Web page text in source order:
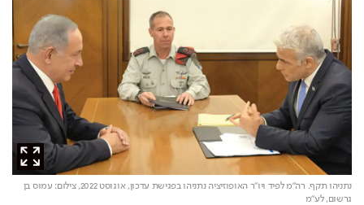
נתניהו תקף. רה"מ לפיד ויו"ר האופוזיציה נתניהו בפגישת עדכון, אוגוסט 2022,
צילום: עמוס בן
גרשום, לע"מ